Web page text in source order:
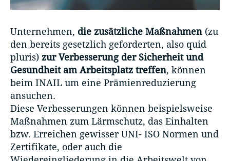
Unternehmen, die zusätzliche Maßnahmen (zu
den bereits gesetzlich geforderten, also quid
pluris) zur Verbesserung der Sicherheit und
Gesundheit am Arbeitsplatz treffen, können
beim INAIL um eine Prämienreduzierung
ansuchen.
Diese Verbesserungen können beispielsweise
Maßnahmen zum Lärmschutz, das Einhalten
bzw. Erreichen gewisser UNI- ISO Normen und
Zertifikate, oder auch die